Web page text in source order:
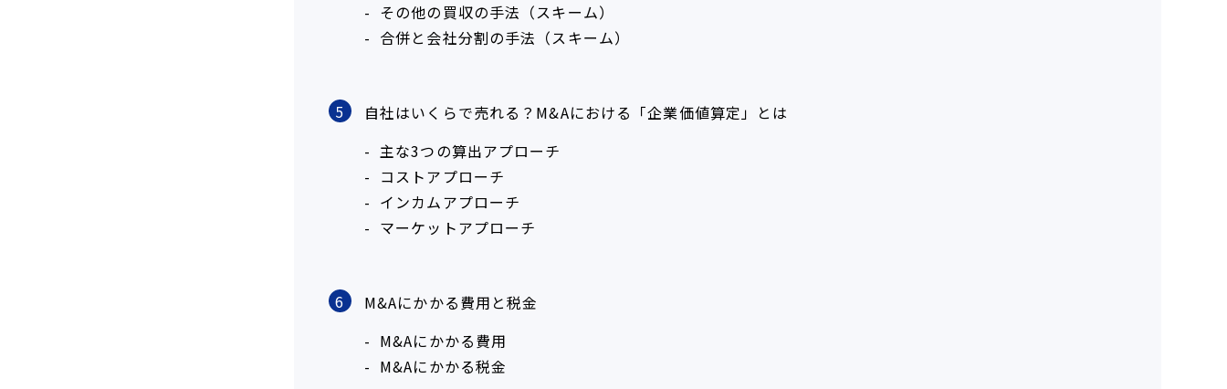
その他の買収の手法（スキーム）
合併と会社分割の手法（スキーム）
5
自社はいくらで売れる？M&Aにおける「企業価値算定」とは
主な3つの算出アプローチ
コストアプローチ
インカムアプローチ
マーケットアプローチ
6
M&Aにかかる費用と税金
M&Aにかかる費用
M&Aにかかる税金